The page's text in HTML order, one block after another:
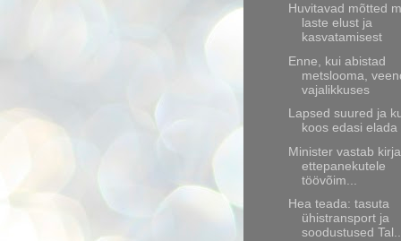
Huvitavad mõtted
laste elust ja
kasvatamisest
Enne, kui abistad
metslooma,
vajalikkuses
Lapsed suured ja
koos edasi elada
Minister vastab
ettepanekutele
töövõim...
Hea teada: tasuta
ühistransport ja
soodustused